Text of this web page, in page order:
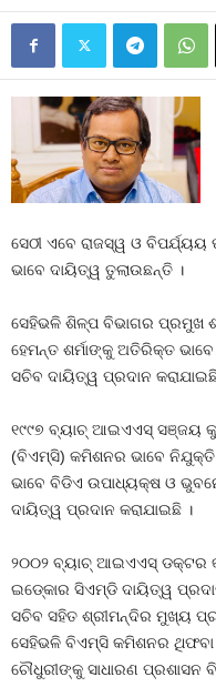
ସେଠୀ ଏବେ ରାଜସ୍ୱ ଓ
ଭାବେ ଦାୟିତ୍ୱ ତୁଲାଉଛନ୍ତି ।
ସେହିଭଳି ଶିଳ୍ପ ବିଭାଗର ପ୍ରମୁଖ
ହେମନ୍ତ ଶର୍ମାଙ୍କୁ ଅତିରିକ୍ତ
ସଚିବ ଦାୟିତ୍ୱ ପ୍ରଦାନ
୧୯୯୭ ବ୍ୟାଚ୍‍ ଆଇଏଏସ୍‍ ସଞ୍ଜୟ
(ବିଏମ୍‍ସି) କମିଶନର ଭାବେ
ଭାବେ ବିଡିଏ ଉପାଧ୍ୟକ୍ଷ ଓ
ଦାୟିତ୍ୱ ପ୍ରଦାନ କରାଯାଇଛି ।
୨୦୦୨ ବ୍ୟାଚ୍‍ ଆଇଏଏସ୍‍ ଡକ୍ଟର
ଇଡ୍‍କୋର ସିଏମ୍‍ଡି ଦାୟିତ୍ୱ
ସଚିବ ସହିତ ଶ୍ରୀମନ୍ଦିର ମୁଖ୍ୟ
ସେହିଭଳି ବିଏମ୍‍ସି କମିଶନର
ଚୌଧୁରୀଙ୍କୁ ସାଧାରଣ ପ୍ରଶାସନ